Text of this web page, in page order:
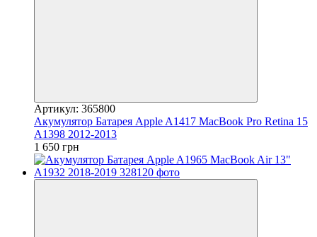
Артикул: 365800
Акумулятор Батарея Apple A1417 MacBook Pro Retina 15
A1398 2012-2013
1 650 грн